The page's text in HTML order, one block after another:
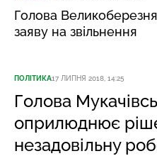
Голова
заяву на звільнення
ПОЛІТИКА17 ЛИПНЯ 2018, 14:25
Голова
оприлюднює
незадовільну